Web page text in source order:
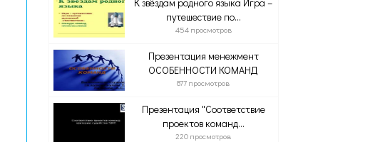
путешествие по...
454 просмотров
Презентация менежмент
ОСОБЕННОСТИ КОМАНД
877 просмотров
Презентация "Соответствие
проектов команд...
220 просмотров